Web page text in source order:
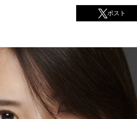
ポスト